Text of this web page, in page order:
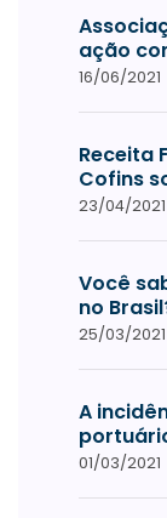
ação
16/06/2021
Receita
Cofins
23/04/2021
Você
no
25/03/2021
A
01/03/2021